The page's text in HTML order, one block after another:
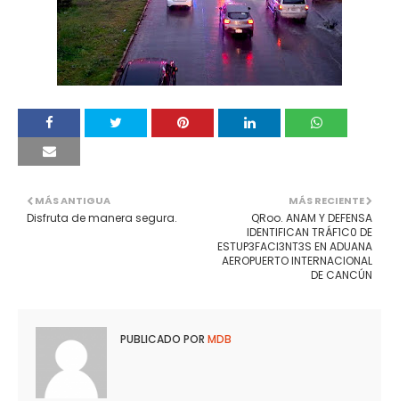
MÁS RECIENTE
QRoo. ANAM Y DEFENSA
IDENTIFICAN TRÁF1C0 DE
ESTUP3FACI3NT3S EN ADUANA
AEROPUERTO INTERNACIONAL
DE CANCÚN
MÁS ANTIGUA
Disfruta de manera segura.
PUBLICADO POR MDB